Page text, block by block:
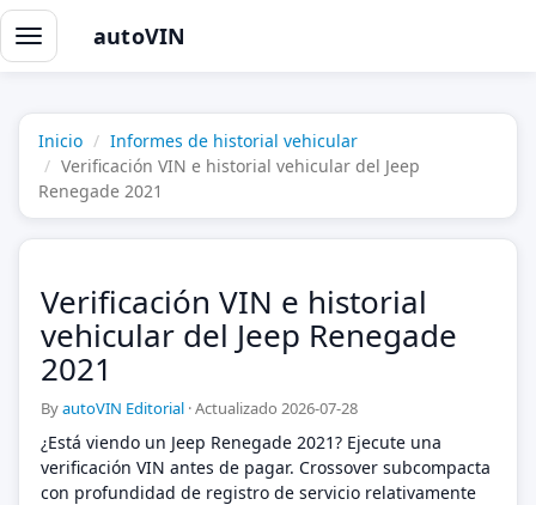
Alternar
navegación
autoVIN
Inicio
Informes de historial vehicular
Verificación VIN e historial vehicular del Jeep
Renegade 2021
Verificación VIN e historial
vehicular del Jeep Renegade
2021
ByautoVIN Editorial ·Actualizado 2026-07-28
¿Está viendo un Jeep Renegade 2021? Ejecute una
verificación VIN antes de pagar. Crossover subcompacta
con profundidad de registro de servicio relativamente